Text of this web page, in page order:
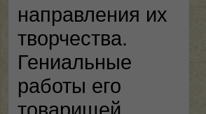
направления их
творчества.
Гениальные
работы его